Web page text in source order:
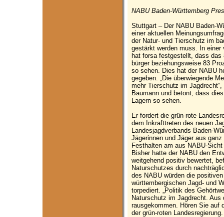
NABU Baden-Württemberg
Stuttgart – Der NABU Baden-
einer aktuellen
der Natur- und Tierschutz im
gestärkt werden muss. In einer
hat forsa festgestellt, dass das
bürger beziehungsweise 83
so sehen. Dies hat der NABU
gegeben. „Die überwiegende
mehr Tierschutz im
Baumann und betont, dass
Lagern so sehen.
Er fordert die grün-rote
dem Inkrafttreten des neuen
Landesjagdverbands Baden-
Jägerinnen und Jäger aus
Festhalten am aus NABU-
Bisher hatte der NABU den
weitgehend positiv bewertet,
Naturschutzes durch
des NABU würden die
württembergischen Jagd- und
torpediert. „Politik des
Naturschutz im Jagdrecht.
rausgekommen. Hören Sie auf
der grün-roten Landesregierung.